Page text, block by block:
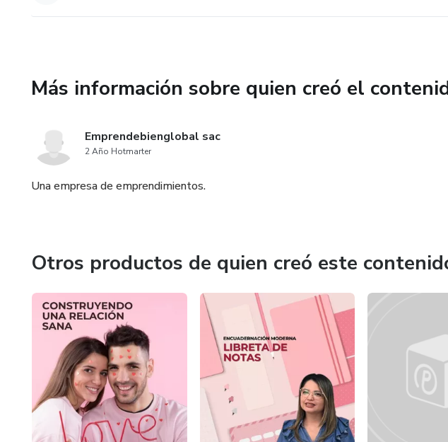
Más información sobre quien creó el
Emprendebienglobal sac
2 Año Hotmarter
Una empresa de emprendimientos.
Otros productos de quien creó este